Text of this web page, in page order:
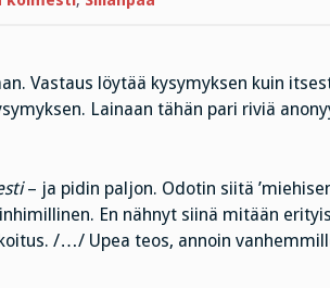
idea
Vastaus löytää kysymyksen kuin
Lainaan tähän pari riviä
– ja pidin paljon. Odotin siitä
En nähnyt siinä mitään
/…/ Upea teos, annoin